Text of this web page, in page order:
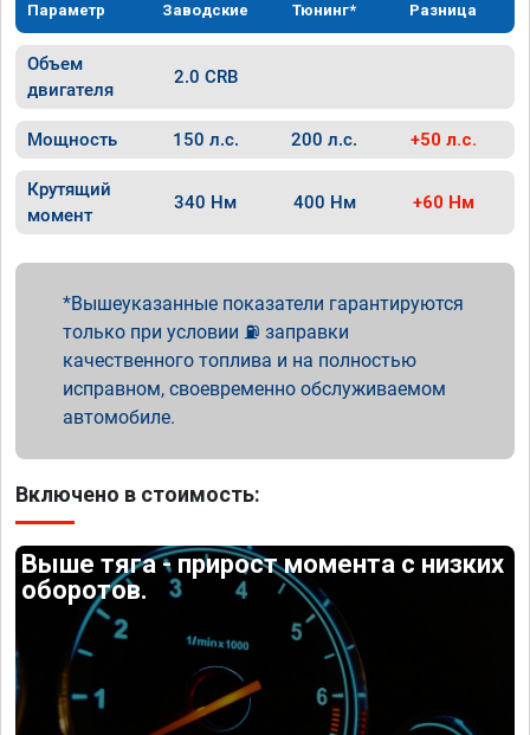
Параметр Заводские Тюнинг* Разница
Объем
двигателя
2.0 CRB
Мощность 150 л.с. 200 л.с. +50 л.с.
Крутящий
момент
340 Нм 400 Нм +60 Нм
Вышеуказанные показатели гарантируются
только при условии ⛽ заправки
качественного топлива и на полностью
исправном, своевременно обслуживаемом
автомобиле.
Включено в стоимость:
Выше тяга - прирост момента с низких
оборотов.